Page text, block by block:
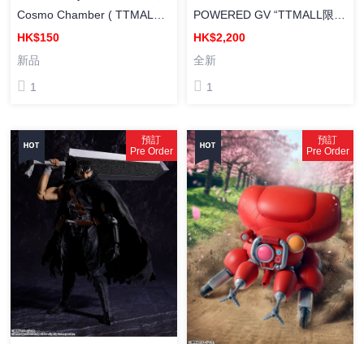
Cosmo Chamber ( TTMALL
限定 )
HK$150
新品
1
POWERED GV “TTMALL限定
再販” 塗裝成品
HK$2,200
全新
1
預訂
Pre Order
預訂
Pre Order